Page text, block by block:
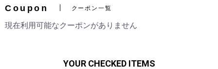
Coupon クーポン一覧
現在利用可能なクーポンがありません
YOUR CHECKED ITEMS